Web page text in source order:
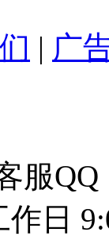
| 广
服QQ
日